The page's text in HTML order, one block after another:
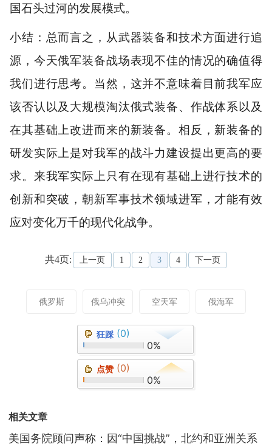
国石头过河的发展模式。
小结：总而言之，从武器装备和技术方面进行追
源，今天俄军装备战场表现不佳的情况的确值得
我们进行思考。当然，这并不意味着目前我军应
该否认以及大规模淘汰俄式装备、作战体系以及
在其基础上改进而来的新装备。相反，新装备的
研发实际上是对我军的战斗力建设提出更高的要
求。来我军实际上只有在现有基础上进行技术的
创新和突破，朝新军事技术领域进军，才能有效
应对变化万千的现代化战争。
共4页: 上一页 1 2 3 4 下一页
俄罗斯 俄乌冲突 空天军 俄海军
狂踩 (0)
0%
点赞 (0)
0%
相关文章
美国务院顾问声称：因“中国挑战”，北约和亚洲关系